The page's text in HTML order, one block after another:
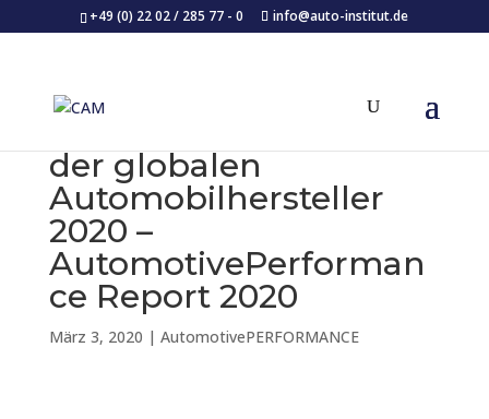
+49 (0) 22 02 / 285 77 - 0 info@auto-institut.de
der globalen
Automobilhersteller
2020 –
AutomotivePerforman
ce Report 2020
März 3, 2020 | AutomotivePERFORMANCE